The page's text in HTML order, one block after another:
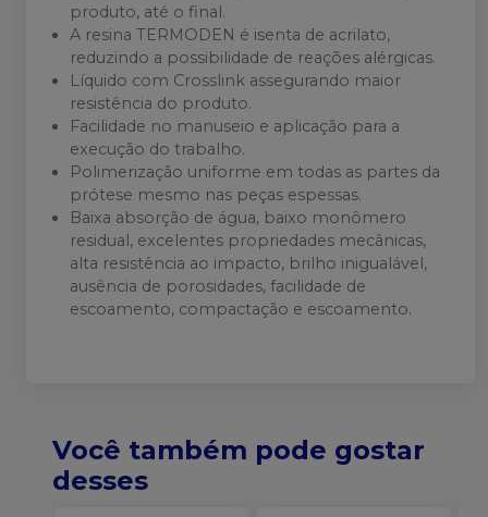
produto, até o final.
A resina TERMODEN é isenta de acrilato,
reduzindo a possibilidade de reações alérgicas.
Líquido com Crosslink assegurando maior
resistência do produto.
Facilidade no manuseio e aplicação para a
execução do trabalho.
Polimerização uniforme em todas as partes da
prótese mesmo nas peças espessas.
Baixa absorção de água, baixo monômero
residual, excelentes propriedades mecânicas,
alta resistência ao impacto, brilho inigualável,
ausência de porosidades, facilidade de
escoamento, compactação e escoamento.
Você também pode gostar
desses